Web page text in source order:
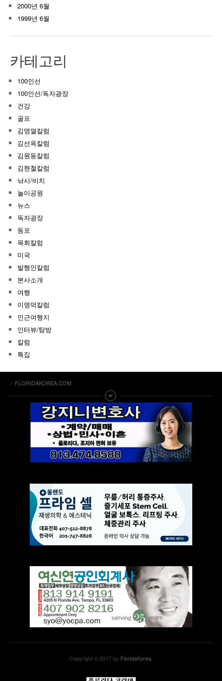
2000년 6월
1999년 6월
카테고리
100인선
100인선/독자광장
건강
골프
김명열칼럼
김선옥칼럼
김원동칼럼
김현철칼럼
낚시/비치
놀이공원
뉴스
독자광장
동포
목회칼럼
미국
발행인칼럼
본사소개
여행
이명덕칼럼
인근여행지
인터뷰/탐방
칼럼
특집
FLORIDAKOREA.COM
Copyright © 2017 by FloridaKorea